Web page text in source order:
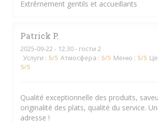
Extrêmement gentils et accueillants
Patrick P
2025-09-22 - 12:30 - гости 2
Услуги : 5/5 Атмосфера : 5/5 Меню : 5/5
5/5
Qualité exceptionnelle des produits,
originalité des plats, qualité du service.
adresse !